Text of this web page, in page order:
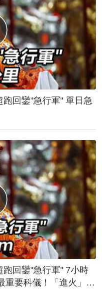
"急行軍" 單日急
回鑾"急行軍" 7小時
重要科儀！「進火」儀